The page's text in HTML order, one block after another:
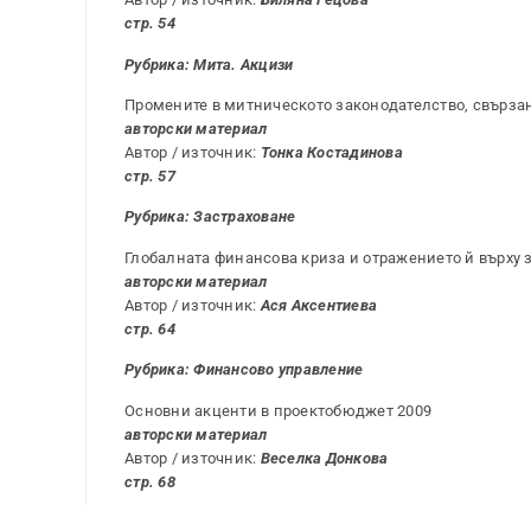
стр. 54
Рубрика: Мита. Акцизи
Промените в митническото законодателство,
авторски материал
Автор / източник: Тонка Костадинова
стр. 57
Рубрика: Застраховане
Глобалната финансова криза и отражението й върху
авторски материал
Автор / източник: Ася Аксентиева
стр. 64
Рубрика: Финансово управление
Основни акценти в проектобюджет 2009
авторски материал
Автор / източник: Веселка Донкова
стр. 68